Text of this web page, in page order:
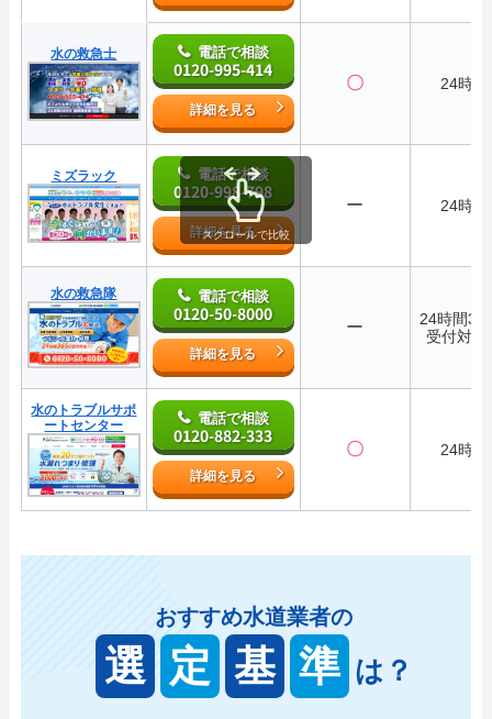
水の救急士 電話で相談
0120-995-414
詳細を見る
〇 24時間
ミズラック 電話で相談
0120-998-798
詳細を見る
ー 24時間
水の救急隊 電話で相談
0120-50-8000
詳細を見る
ー
24時間
受付対応
水のトラブルサポ
ートセンター
電話で相談
0120-882-333
詳細を見る
〇 24時間
スクロールで比較
おすすめ水道業者の
選 定 基 準 は？